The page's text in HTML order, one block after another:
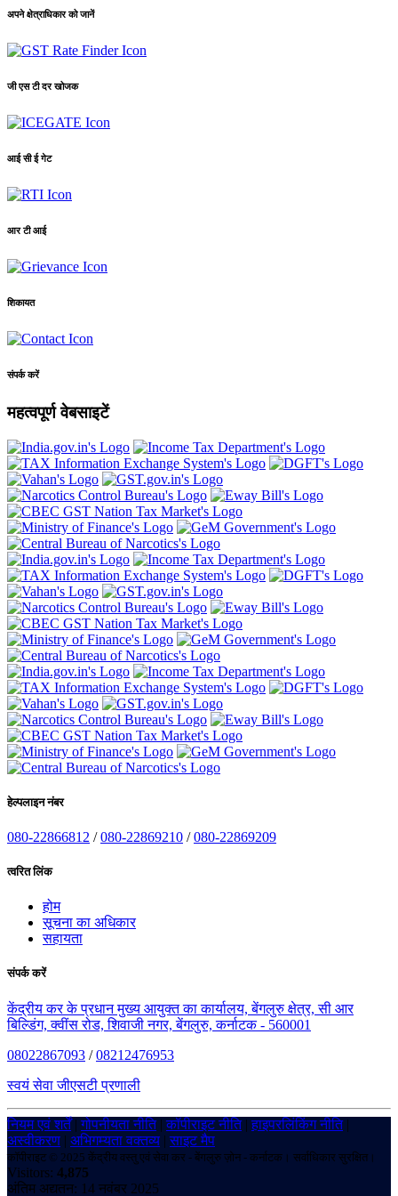
अपने क्षेत्राधिकार को जानें
जी एस टी दर खोजक
आई सी ई गेट
आर टी आई
शिकायत
संपर्क करें
महत्वपूर्ण वेबसाइटें
हेल्पलाइन नंबर
080-22866812 /080-22869210 /080-22869209
त्वरित लिंक
होम
सूचना का अधिकार
सहायता
संपर्क करें
केंद्रीय कर के प्रधान मुख्य आयुक्त का कार्यालय, बेंगलुरु क्षेत्र, सी आर
बिल्डिंग, क्वींस रोड, शिवाजी नगर, बेंगलुरु, कर्नाटक - 560001
08022867093 /08212476953
स्वयं सेवा जीएसटी प्रणाली
नियम एवं शर्तें|गोपनीयता नीति|कॉपीराइट नीति|हाइपरलिंकिंग नीति|
अस्वीकरण | अभिगम्यता वक्तव्य |साइट मैप
कॉपीराइट © 2025 केंद्रीय वस्तु एवं सेवा कर - बेंगलुरु ज़ोन - कर्नाटक। सर्वाधिकार सुरक्षित।
Visitors: 4,875
अंतिम अद्यतन: 14 नवंबर 2025